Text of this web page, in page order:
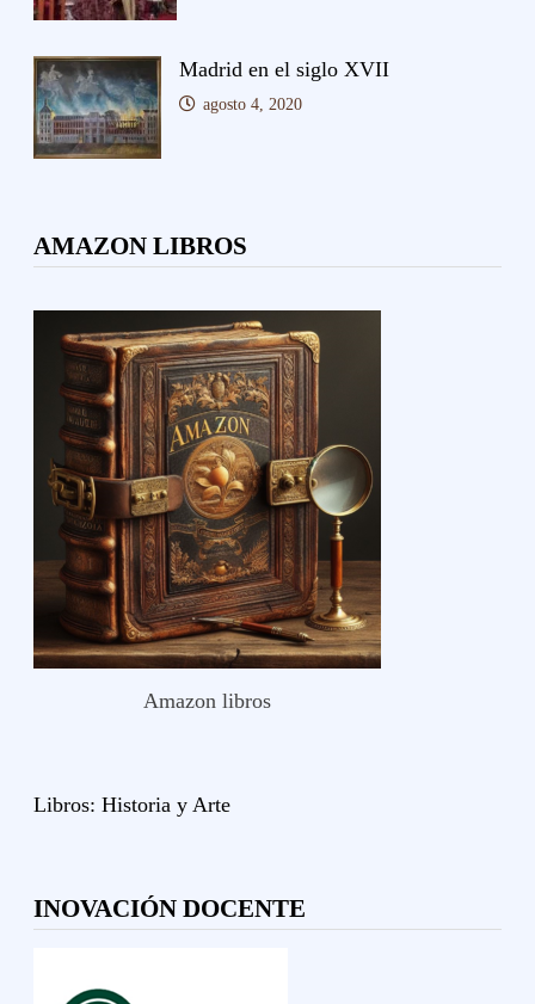
Madrid en el siglo XVII
agosto 4, 2020
AMAZON LIBROS
Amazon libros
Libros: Historia y Arte
INOVACIÓN DOCENTE